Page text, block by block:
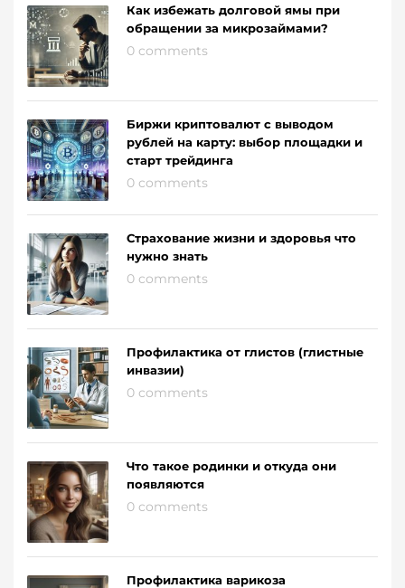
Как избежать долговой ямы при
обращении за микрозаймами?
0 comments
Биржи криптовалют с выводом
рублей на карту: выбор площадки и
старт трейдинга
0 comments
Страхование жизни и здоровья что
нужно знать
0 comments
Профилактика от глистов (глистные
инвазии)
0 comments
Что такое родинки и откуда они
появляются
0 comments
Профилактика варикоза